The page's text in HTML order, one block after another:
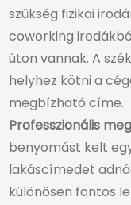
szükség fizikai
coworking
úton vannak. A
helyhez kötni a
megbízható címe.
Professzionális
benyomást kelt
lakáscímedet
különösen fontos